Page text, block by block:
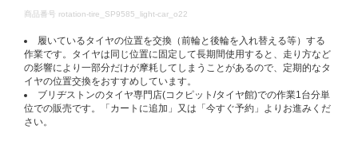
DETAILS
商品番号 rotation-tire_SP9585_light-car_o22
履いているタイヤの位置を交換（前輪と後輪を入れ替える等）する
作業です。タイヤは同じ位置に固定して長期間使用すると、走り方など
の影響により一部分だけが摩耗してしまうことがあるので、定期的なタ
イヤの位置交換をおすすめしています。
ブリヂストンのタイヤ専門店(コクピット/タイヤ館)での作業1台分単
位での販売です。「カートに追加」又は「今すぐ予約」よりお進みくだ
さい。